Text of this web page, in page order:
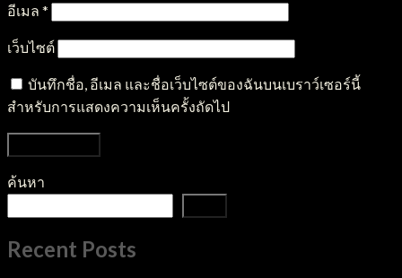
อีเมล *
เว็บไซต์
บันทึกชื่อ, อีเมล และชื่อเว็บไซต์ของฉันบนเบราว์เซอร์นี้
สำหรับการแสดงความเห็นครั้งถัดไป
ค้นหา
Recent Posts